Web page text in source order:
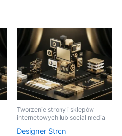
Tworzenie strony i sklepów
internetowych lub social media
Designer Stron